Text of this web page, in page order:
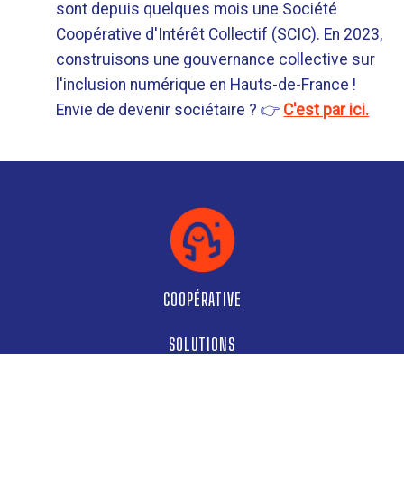
sont depuis quelques mois une Société
Coopérative d'Intérêt Collectif (SCIC). En 2023,
construisons une gouvernance collective sur
l'inclusion numérique en Hauts-de-France !
Envie de devenir sociétaire ? 👉 C'est par ici.
COOPÉRATIVE
SOLUTIONS